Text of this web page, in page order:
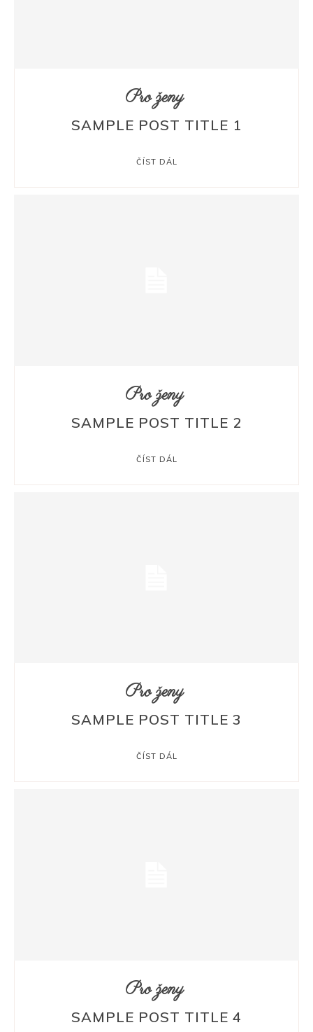
Pro ženy
SAMPLE POST TITLE 1
ČÍST DÁL
Pro ženy
SAMPLE POST TITLE 2
ČÍST DÁL
Pro ženy
SAMPLE POST TITLE 3
ČÍST DÁL
Pro ženy
SAMPLE POST TITLE 4